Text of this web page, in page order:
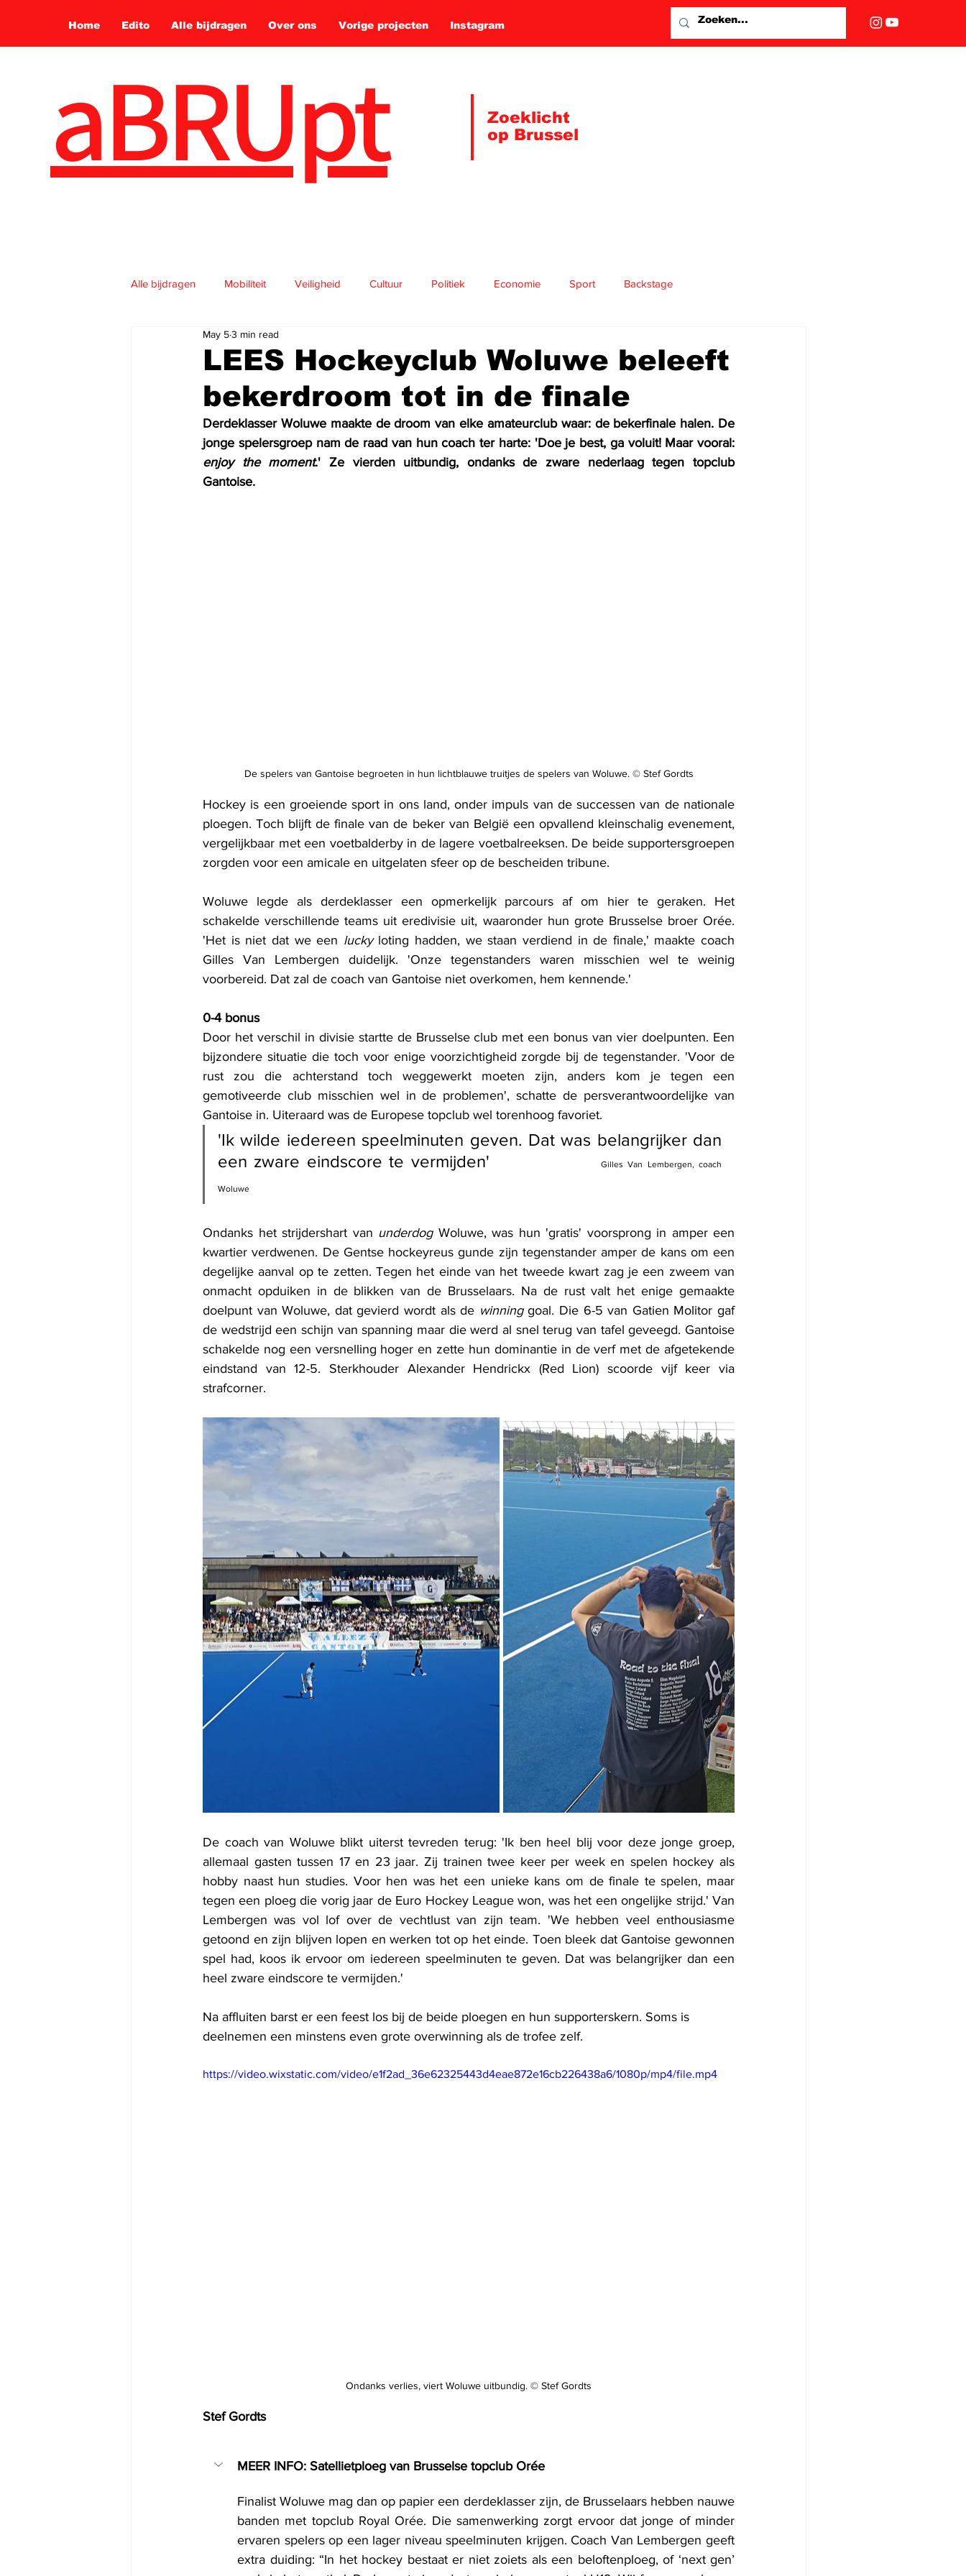
Home Edito Alle bijdragen Over ons Vorige projecten Instagram
aBRUpt
Zoeklicht
op Brussel
Alle bijdragen Mobiliteit Veiligheid Cultuur Politiek Economie Sport Backstage
LEES Hockeyclub Woluwe beleeft
bekerdroom tot in de finale
May 53 min read
Derdeklasser Woluwe maakte de droom van elke amateurclub waar: de bekerfinale halen. De
enjoy the moment.' Ze vierden uitbundig, ondanks de zware nederlaag tegen topclub
Gantoise.
De spelers van Gantoise begroeten in hun lichtblauwe truitjes de spelers van Woluwe. © Stef Gordts
Hockey is een groeiende sport in ons land, onder impuls van de successen van de nationale
ploegen. Toch blijft de finale van de beker van België een opvallend kleinschalig evenement,
vergelijkbaar met een voetbalderby in de lagere voetbalreeksen. De beide supportersgroepen
zorgden voor een amicale en uitgelaten sfeer op de bescheiden tribune.
Woluwe legde als derdeklasser een opmerkelijk parcours af om hier te geraken. Het
schakelde verschillende teams uit eredivisie uit, waaronder hun grote Brusselse broer Orée.
'Het is niet dat we een lucky loting hadden, we staan verdiend in de finale,' maakte coach
Gilles Van Lembergen duidelijk. 'Onze tegenstanders waren misschien wel te weinig
voorbereid. Dat zal de coach van Gantoise niet overkomen, hem kennende.'
0-4 bonus
Door het verschil in divisie startte de Brusselse club met een bonus van vier doelpunten. Een
bijzondere situatie die toch voor enige voorzichtigheid zorgde bij de tegenstander. 'Voor de
rust zou die achterstand toch weggewerkt moeten zijn, anders kom je tegen een
gemotiveerde club misschien wel in de problemen', schatte de persverantwoordelijke van
Gantoise in. Uiteraard was de Europese topclub wel torenhoog favoriet.
'Ik wilde iedereen speelminuten geven. Dat was belangrijker dan
Gilles Van Lembergen, coach
Woluwe
Ondanks het strijdershart van underdog Woluwe, was hun 'gratis' voorsprong in amper een
kwartier verdwenen. De Gentse hockeyreus gunde zijn tegenstander amper de kans om een
degelijke aanval op te zetten. Tegen het einde van het tweede kwart zag je een zweem van
onmacht opduiken in de blikken van de Brusselaars. Na de rust valt het enige gemaakte
doelpunt van Woluwe, dat gevierd wordt als de winning goal. Die 6-5 van Gatien Molitor gaf
de wedstrijd een schijn van spanning maar die werd al snel terug van tafel geveegd. Gantoise
schakelde nog een versnelling hoger en zette hun dominantie in de verf met de afgetekende
eindstand van 12-5. Sterkhouder Alexander Hendrickx (Red Lion) scoorde vijf keer via
strafcorner.
De coach van Woluwe blikt uiterst tevreden terug: 'Ik ben heel blij voor deze jonge groep,
allemaal gasten tussen 17 en 23 jaar. Zij trainen twee keer per week en spelen hockey als
hobby naast hun studies. Voor hen was het een unieke kans om de finale te spelen, maar
tegen een ploeg die vorig jaar de Euro Hockey League won, was het een ongelijke strijd.' Van
Lembergen was vol lof over de vechtlust van zijn team. 'We hebben veel enthousiasme
getoond en zijn blijven lopen en werken tot op het einde. Toen bleek dat Gantoise gewonnen
spel had, koos ik ervoor om iedereen speelminuten te geven. Dat was belangrijker dan een
heel zware eindscore te vermijden.'
Na affluiten barst er een feest los bij de beide ploegen en hun supporterskern. Soms is
deelnemen een minstens even grote overwinning als de trofee zelf.
https://video.wixstatic.com/video/e1f2ad_36e62325443d4eae872e16cb226438a6/1080p/mp4/file.mp4
Ondanks verlies, viert Woluwe uitbundig. © Stef Gordts
Stef Gordts
MEER INFO: Satellietploeg van Brusselse topclub Orée
Finalist Woluwe mag dan op papier een derdeklasser zijn, de Brusselaars hebben nauwe
banden met topclub Royal Orée. Die samenwerking zorgt ervoor dat jonge of minder
ervaren spelers op een lager niveau speelminuten krijgen. Coach Van Lembergen geeft
extra duiding: “In het hockey bestaat er niet zoiets als een beloftenploeg, of ‘next gen’